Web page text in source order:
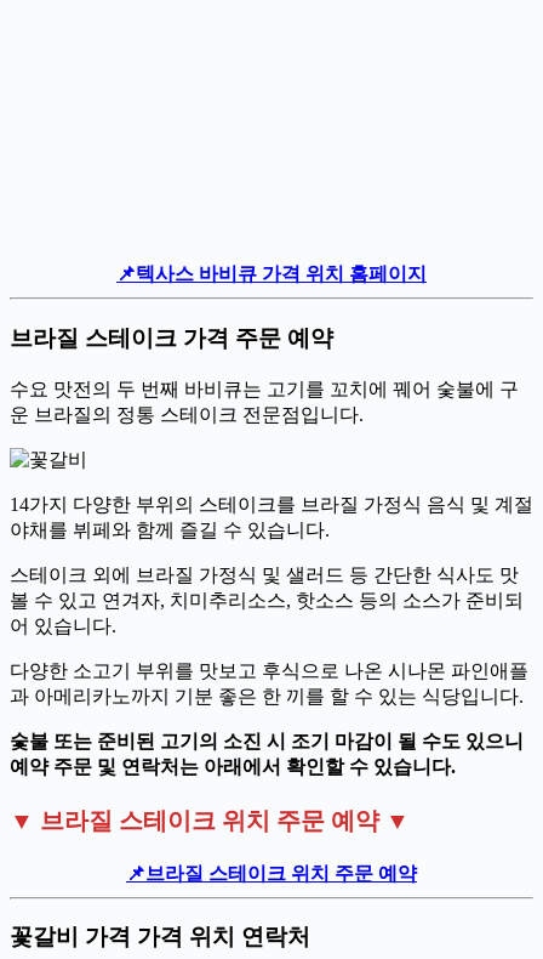
📌텍사스 바비큐 가격 위치 홈페이지
브라질 스테이크 가격 주문 예약
수요 맛전의 두 번째 바비큐는 고기를 꼬치에 꿰어 숯불에 구
운 브라질의 정통 스테이크 전문점입니다.
14가지 다양한 부위의 스테이크를 브라질 가정식 음식 및 계절
야채를 뷔페와 함께 즐길 수 있습니다.
스테이크 외에 브라질 가정식 및 샐러드 등 간단한 식사도 맛
볼 수 있고 연겨자, 치미추리소스, 핫소스 등의 소스가 준비되
어 있습니다.
다양한 소고기 부위를 맛보고 후식으로 나온 시나몬 파인애플
과 아메리카노까지 기분 좋은 한 끼를 할 수 있는 식당입니다.
숯불 또는 준비된 고기의 소진 시 조기 마감이 될 수도 있으니
예약 주문 및 연락처는 아래에서 확인할 수 있습니다.
▼ 브라질 스테이크 위치 주문 예약 ▼
📌브라질 스테이크 위치 주문 예약
꽃갈비 가격 가격 위치 연락처